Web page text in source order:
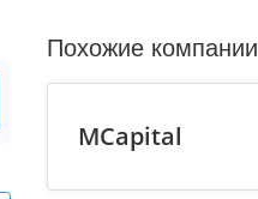
Похожие компании
MCapital